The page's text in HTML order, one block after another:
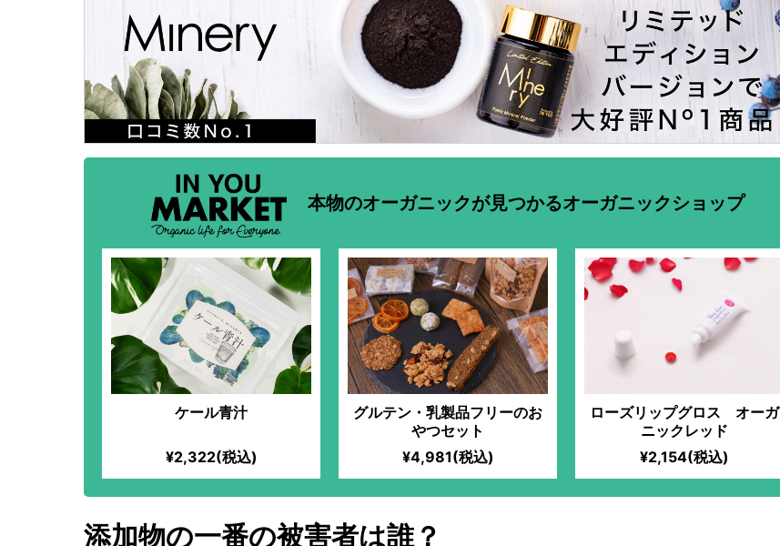
本物のオーガニックが見つかるオーガニックショップ
ケール青汁
¥2,322(税込)
グルテン・乳製品フリーのお
やつセット
¥4,981(税込)
ローズリップグロス オーガ
ニックレッド
¥2,154(税込)
添加物の一番の被害者は誰？